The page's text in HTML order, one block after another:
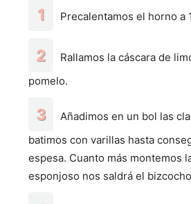
Precalentamos el horno a
Rallamos la cáscara de
pomelo.
Añadimos en un bol las
batimos con varillas hasta
espesa. Cuanto más montemos
esponjoso nos saldrá el